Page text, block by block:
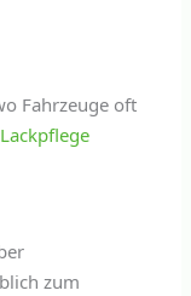
Fahrzeuge oft
Lackpflege
zum